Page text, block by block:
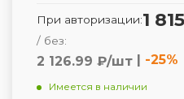
При авторизации:1
/ без:
2 126.99 ₽/шт -25%
Имеется в наличии